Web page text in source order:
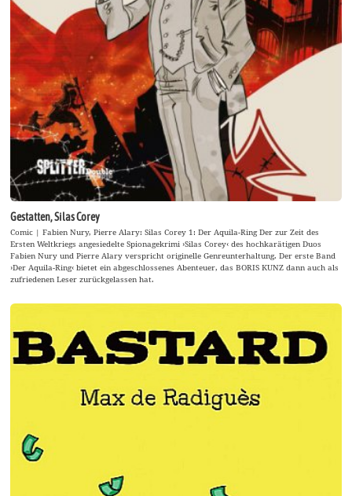
Gestatten, Silas Corey
Comic | Fabien Nury, Pierre Alary: Silas Corey 1: Der Aquila-Ring Der zur Zeit des
Ersten Weltkriegs angesiedelte Spionagekrimi ›Silas Corey‹ des hochkarätigen Duos
Fabien Nury und Pierre Alary verspricht originelle Genreunterhaltung. Der erste Band
›Der Aquila-Ring‹ bietet ein abgeschlossenes Abenteuer, das BORIS KUNZ dann auch als
zufriedenen Leser zurückgelassen hat.